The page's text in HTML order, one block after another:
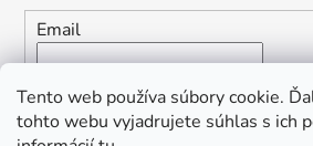
Tento web používa súbory cookie.
tohto webu vyjadrujete súhlas s ich
Email
Vložením e-mailu súhlasíte s
osobných údajov